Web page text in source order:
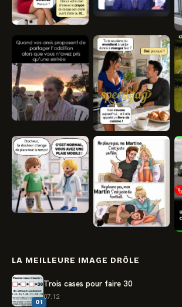
LA MEILLEURE IMAGE DRÔLE
01
Trois cases pour faire 30
07.12